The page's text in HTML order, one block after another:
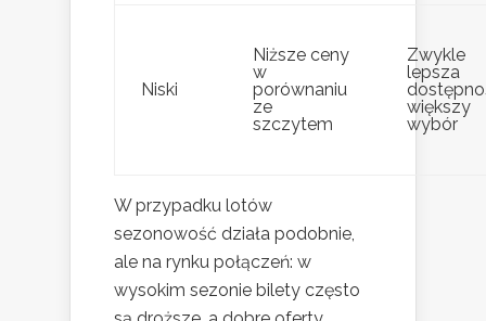
Niski
Niższe ceny
w
porównaniu
ze
szczytem
Zwykle
lepsza
większy
wybór
W przypadku lotów
sezonowość działa podobnie,
ale na rynku połączeń: w
wysokim sezonie bilety często